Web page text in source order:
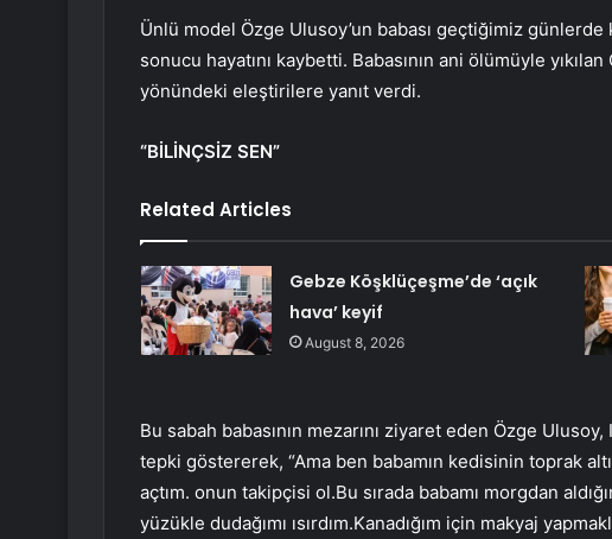
Ünlü model Özge Ulusoy’un babası geçtiğimiz günlerde
sonucu hayatını kaybetti. Babasının ani ölümüyle
yönündeki eleştirilere yanıt verdi.
“BİLİNÇSİZ SEN”
Related Articles
Gebze Köşklüçeşme’de ‘açık
hava’ keyif
August 8, 2026
Bu sabah babasının mezarını ziyaret eden Özge
tepki göstererek, “Ama ben babamın kedisinin toprak
açtım. onun takipçisi ol.Bu sırada babamı morgdan
yüzükle dudağımı ısırdım.Kanadığım için makyaj